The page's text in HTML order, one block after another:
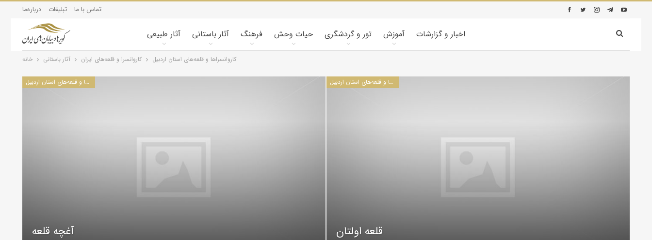
درباره‌ما تبلیغات تماس با ما
آثار طبیعی آثار باستانی فرهنگ حیات وحش تور و گردشگری آموزش اخبار و گزارشات
خانه آثار باستانی کاروانسرا و قلعه‌های ایران كاروانسراها و قلعه‌های استان اردبيل
كاروانسراها و قلعه‌های استان اردبيل
آغچه قلعه
كاروانسراها و قلعه‌های استان اردبيل
قلعه اولتان